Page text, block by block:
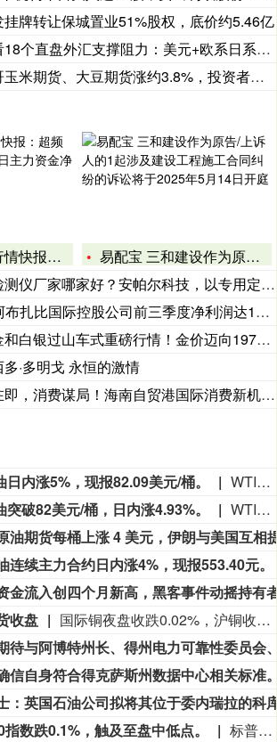
牌转让保城置业51%股权，底价约5.46亿
个直盘外汇支撑阻力：美元+欧系日系+商品
米期货、大豆期货涨约3.8%，投资者关注夏
）6月18日主力
易配宝 三和建设作为原告/上诉人的1起涉及建设工程施工合同纠
厂家哪家好？安帕尔科技，以专用定制铸就卓
扎比国际控股公司前三季度净利润达195亿
白银过山车式重磅行情！金价迈向1979年来
·多明戈 永恒的激情
消费谋局！海南自贸港国际消费新机遇从这场
日内涨5%，现报82.09美元/桶。
WTI原油日内涨5%，现报82.09美元/桶。
突破82美元/桶，日内涨4.93%。
WTI原油突破82美元/桶，日内涨4.93%。
连续主力合约日内涨4%，现报553.40元。
收盘
国际铜夜盘收跌0.02%，沪铜收涨0.16%，沪铝收涨0.64%，沪锌收涨0.35%，沪铅收涨0.51%，沪镍收跌0.42%，沪锡收跌0.46%。氧化铝夜盘收跌0.45%，铝合金收涨0.28%。不锈钢夜盘收跌0.62%。
数跌0.1%，触及至盘中低点。 标普500指数跌0.1%，触及至盘中低点。